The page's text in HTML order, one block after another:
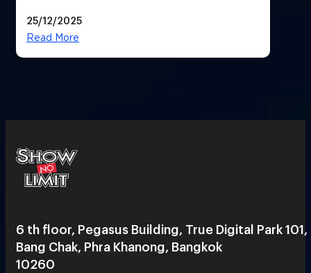
25/12/2025
Read More
6 th floor, Pegasus Building, True Digital Park 101,
Bang Chak, Phra Khanong, Bangkok
10260